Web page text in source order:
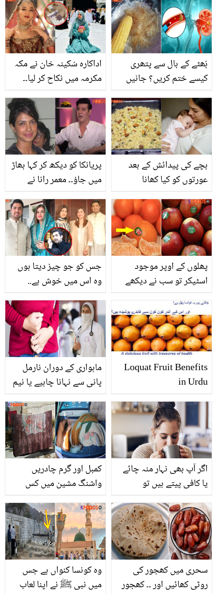
اداکارہ سُکینہ خان نے مکہ
مکرمہ میں نکاح کر لیا۔۔
تصاویر
بُھٹے کے بال سے پتھری
کیسے ختم کریں؟ جانیں
بڑی بیماری سے بچائے
پریانکا کو دیکھ کر کہا بھاڑ
میں جاؤ۔۔ معمر رانا نے
کیوں کہا اور کونسی اداکارہ
سچ میں خوبصورت ہیں؟
اداکار بتاتے ہوئے
بچے کی پیدائش کے بعد
عورتوں کو کیا کھانا
سیکشن کے بعد کون سی
غذا فائدہ مند اور نقصآن دہ
ہے
جس کو جو چیز دیتا ہوں
وہ اس میں خوش ہے..
کیسے تعلقات ہیں؟ اقرار
الحسن کی دلچسپ گفتگو
پھلوں کے اوپر موجود
اسٹیکر تو سب نے دیکھے
ہیں کہ ان کا کیا مطلب ہوتا
ہے؟
ماہواری کے دوران نارمل
پانی سے نہانا چاہیے یا نیم
خواتین کو اہم مشورے دے
دیئے
Loquat Fruit Benefits
in Urdu
کمبل اور گرم چادریں
واشنگ مشین میں کس
بچے اور ڈرائی کلینر کے
پیسے بھی؟ ویڈیو میں
دیکھیں
اگر آپ بھی نہار منہ چائے
یا کافی پیتے ہیں تو
کے خبردار کردیا
وہ کونسا کنواں ہے جس
میں نبی ﷺ نے اپنا لعاب
سحری میں کھجور کی
روٹی کھائیں اور ۔۔ کھجور